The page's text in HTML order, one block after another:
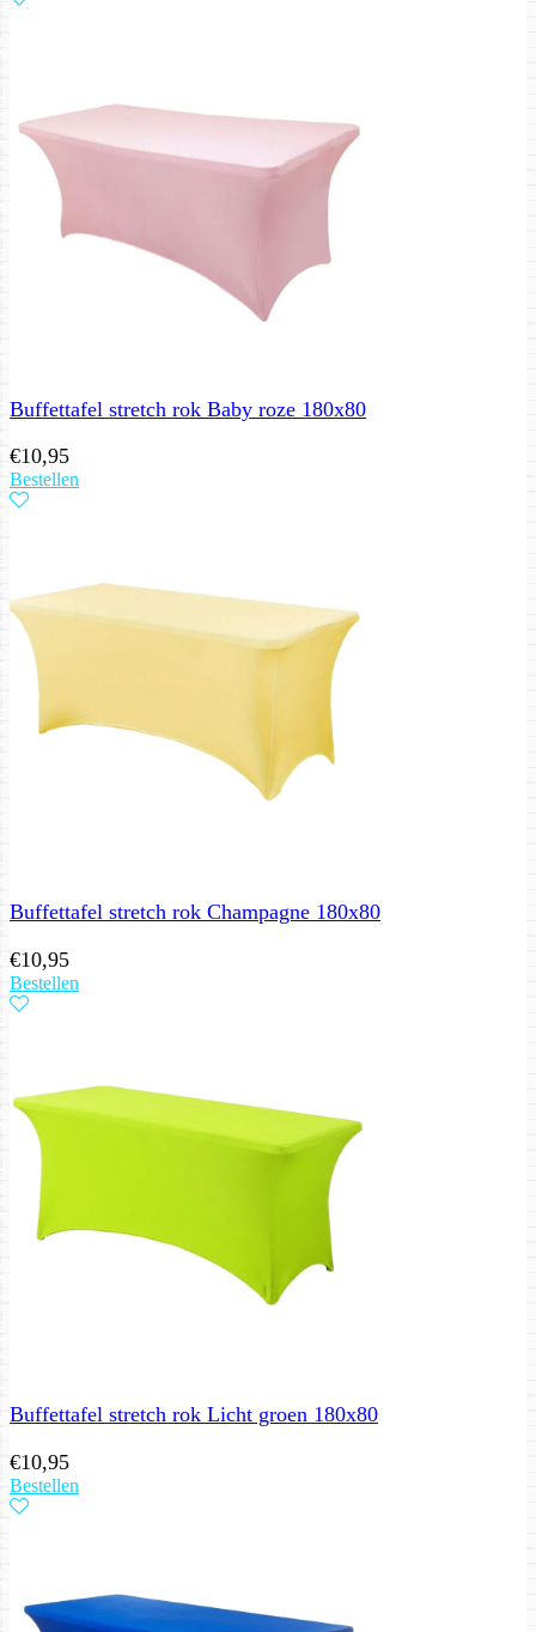
Buffettafel stretch rok Baby roze 180x80
€10,95
Bestellen
Buffettafel stretch rok Champagne 180x80
€10,95
Bestellen
Buffettafel stretch rok Licht groen 180x80
€10,95
Bestellen